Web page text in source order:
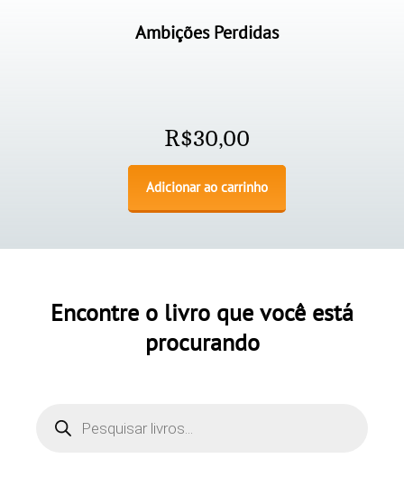
Ambições Perdidas
R$30,00
Adicionar ao carrinho
Encontre o livro que você está
procurando